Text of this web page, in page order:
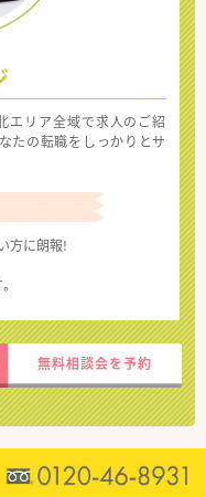
エリア全域で求人のご紹
たの転職をしっかりとサ
方に朗報!
無料相談会を予約